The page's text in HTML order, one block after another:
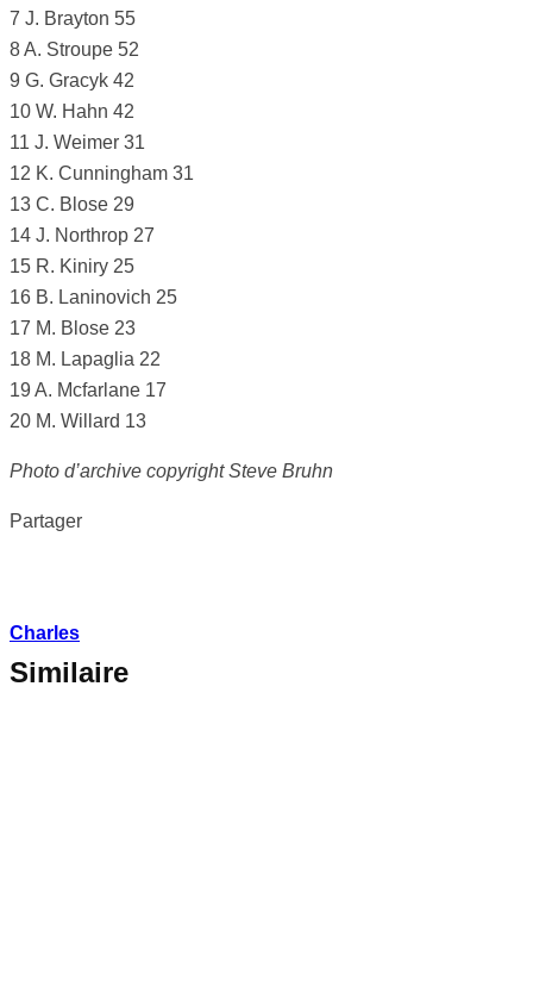
7 J. Brayton 55
8 A. Stroupe 52
9 G. Gracyk 42
10 W. Hahn 42
11 J. Weimer 31
12 K. Cunningham 31
13 C. Blose 29
14 J. Northrop 27
15 R. Kiniry 25
16 B. Laninovich 25
17 M. Blose 23
18 M. Lapaglia 22
19 A. Mcfarlane 17
20 M. Willard 13
Photo d’archive copyright Steve Bruhn
Partager
Charles
Similaire